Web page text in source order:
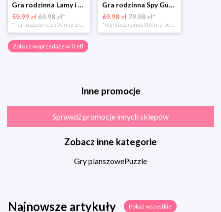
Gra rodzinna Lamy i Alpaki
59.99 zł69.98 zł*
*najniższa cena z 30 dni przed obniżką
Gra rodzinna Spy Guy Rzym
69.98 zł 79.98 zł*
*najniższa cena z 30 dni przed obniżką
Zobacz wyprzedaże w Trefl
Inne promocje
Sprawdź promocje innych sklepów
Zobacz inne kategorie
Gry planszowePuzzle
Najnowsze artykuły Pokaż wszystkie